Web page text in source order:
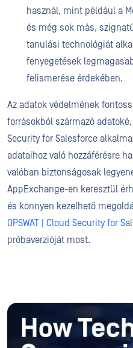
használ, mint például a
és még sok más,
tanulási technológiát
fenyegetések
felismerése érdekében.
Az adatok védelmének
forrásokból származó
Security for Salesforce
adataihoz való hozzáférésre
valóban biztonságosak
AppExchange-en keresztül
és könnyen kezelhető
OPSWAT | Cloud Security for
próbaverzióját most.